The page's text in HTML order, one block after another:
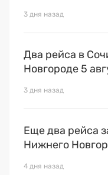
3 дня назад
Два рейса в
Новгороде 5
3 дня назад
Еще два рейса
Нижнего
4 дня назад